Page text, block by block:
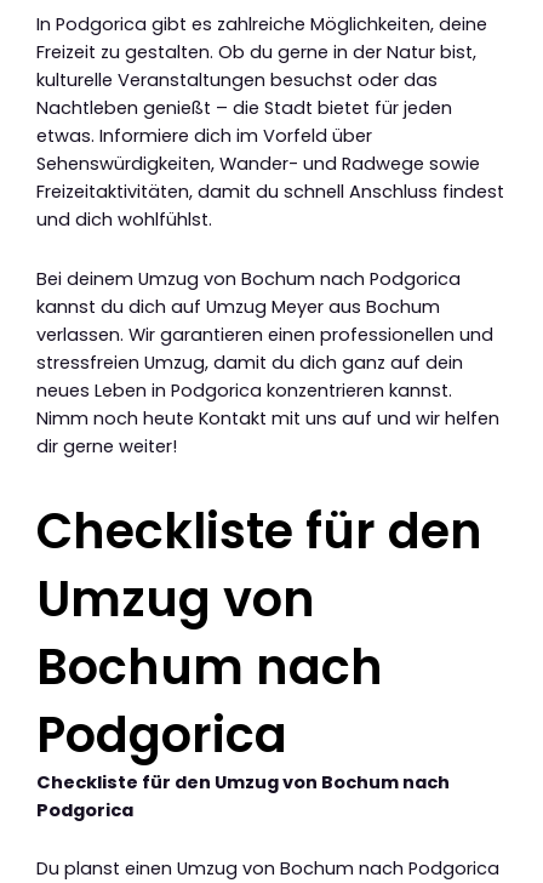
In Podgorica gibt es zahlreiche Möglichkeiten, deine
Freizeit zu gestalten. Ob du gerne in der Natur bist,
kulturelle Veranstaltungen besuchst oder das
Nachtleben genießt – die Stadt bietet für jeden
etwas. Informiere dich im Vorfeld über
Sehenswürdigkeiten, Wander- und Radwege sowie
Freizeitaktivitäten, damit du schnell Anschluss findest
und dich wohlfühlst.
Bei deinem Umzug von Bochum nach Podgorica
kannst du dich auf Umzug Meyer aus Bochum
verlassen. Wir garantieren einen professionellen und
stressfreien Umzug, damit du dich ganz auf dein
neues Leben in Podgorica konzentrieren kannst.
Nimm noch heute Kontakt mit uns auf und wir helfen
dir gerne weiter!
Checkliste für den
Umzug von
Bochum nach
Podgorica
Checkliste für den Umzug von Bochum nach
Podgorica
Du planst einen Umzug von Bochum nach Podgorica